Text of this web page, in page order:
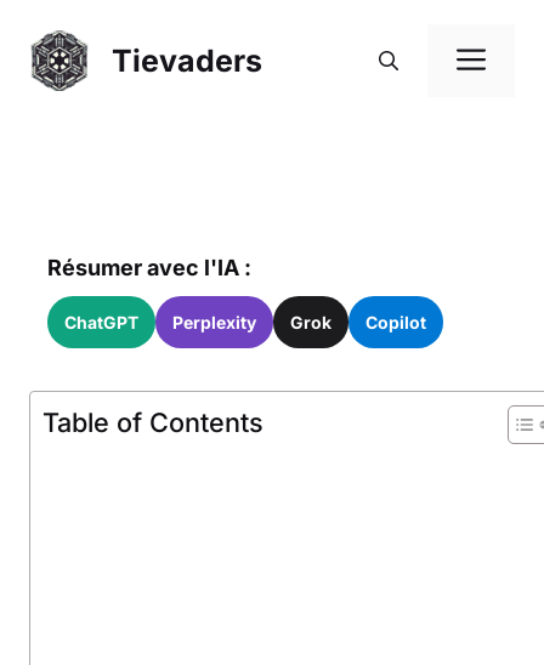
contenu
Tievaders
Résumer avec l'IA :
ChatGPT Perplexity Grok Copilot
Table of Contents